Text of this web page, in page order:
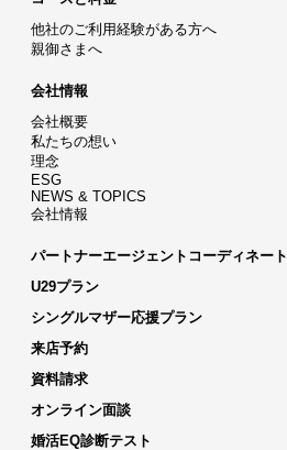
他社のご利用経験がある方へ
親御さまへ
会社情報
会社概要
私たちの想い
理念
ESG
NEWS & TOPICS
会社情報
パートナーエージェントコーディネート
U29プラン
シングルマザー応援プラン
来店予約
資料請求
オンライン面談
婚活EQ診断テスト